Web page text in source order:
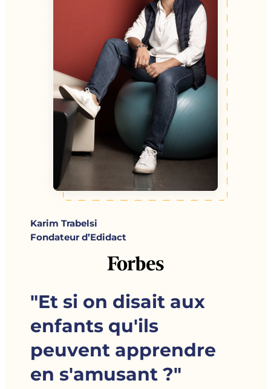
Karim Trabelsi
Fondateur d’Edidact
"Et si on disait aux
enfants qu'ils
peuvent apprendre
en s'amusant ?"